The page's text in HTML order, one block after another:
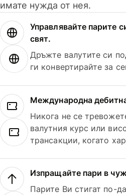
имате нужда от нея.
Управлявайте парите
свят.
Дръжте валутите си
ги конвертирайте за
Международна
Никога не се
валутния курс или
трансакции, когато
Изпращайте пари в
Парите Ви стигат по-